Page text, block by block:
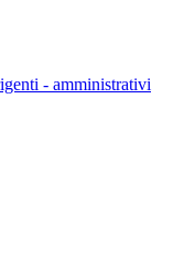
- amministrativi